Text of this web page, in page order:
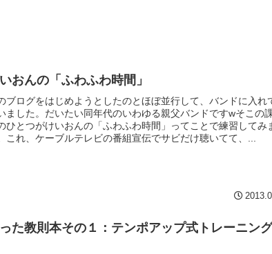
おんの「ふわふわ時間」
ブログをはじめようとしたのとほぼ並行して、バンドに入れ
ました。だいたい同年代のいわゆる親父バンドですwそこの
ひとつがけいおんの「ふわふわ時間」ってことで練習してみ
これ、ケーブルテレビの番組宣伝でサビだけ聴いてて、...
た教則本その１：テンポアップ式トレーニン